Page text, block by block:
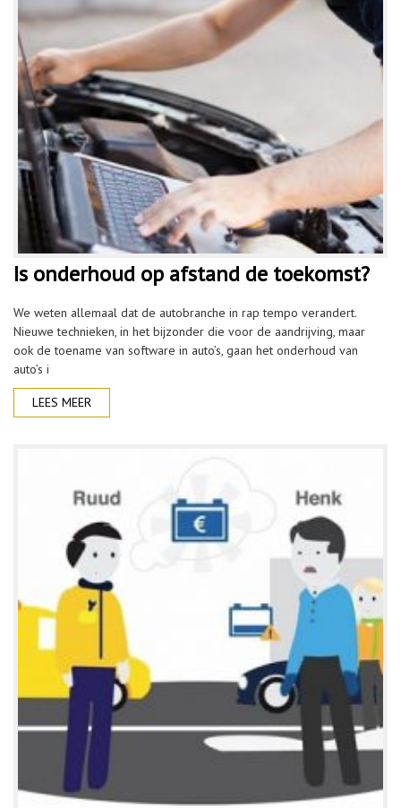
Is onderhoud op afstand de toekomst?
We weten allemaal dat de autobranche in rap tempo verandert.
Nieuwe technieken, in het bijzonder die voor de aandrijving, maar
ook de toename van software in auto’s, gaan het onderhoud van
auto’s i
LEES MEER